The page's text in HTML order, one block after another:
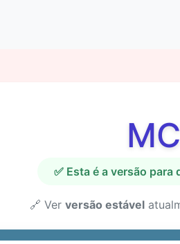
✅ Esta é a versão
🔗 Ver versão estável